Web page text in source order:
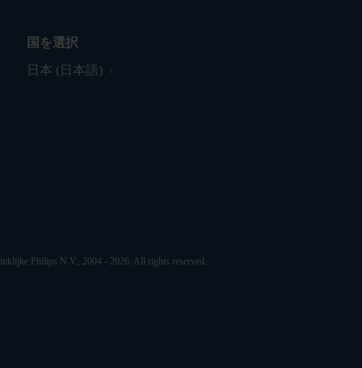
国を選択
日本 (日本語)
Philips N.V., 2004 - 2026. All rights reserved.